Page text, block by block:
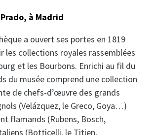
à Madrid
a ouvert ses portes en 1819
les collections royales rassemblées
et les Bourbons. Enrichi au fil du
du musée comprend une collection
de chefs-d’œuvre des grands
(Velázquez, le Greco, Goya…)
flamands (Rubens, Bosch,
(Botticelli, le Titien,